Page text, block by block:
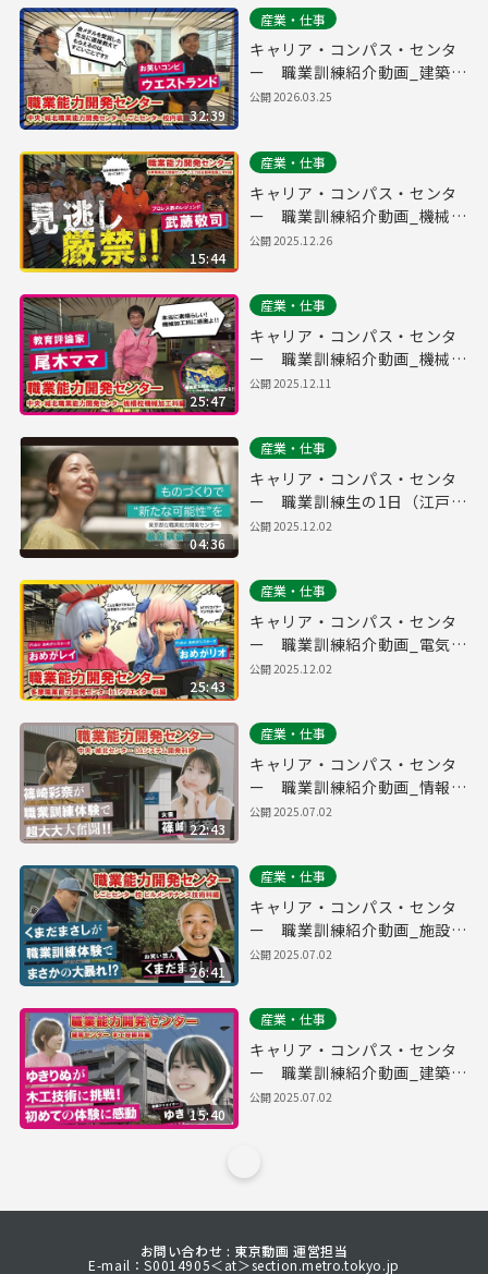
32:39
産業・仕事
キャリア・コンパス・センタ
ー 職業訓練紹介動画_建築分
野（内装施工科）
公開2026.03.25
15:44
産業・仕事
キャリア・コンパス・センタ
ー 職業訓練紹介動画_機械分
野（自動車整備工学科）
公開2025.12.26
25:47
産業・仕事
キャリア・コンパス・センタ
ー 職業訓練紹介動画_機械分
野（機械加工科）
公開2025.12.11
04:36
産業・仕事
キャリア・コンパス・センタ
ー 職業訓練生の1日（江戸川
校 3DCAD・CAM実践科）
公開2025.12.02
25:43
産業・仕事
キャリア・コンパス・センタ
ー 職業訓練紹介動画_電気分
野（IoTクリエイター科）
公開2025.12.02
22:43
産業・仕事
キャリア・コンパス・センタ
ー 職業訓練紹介動画_情報分
野（OAシステム開発科）
公開2025.07.02
26:41
産業・仕事
キャリア・コンパス・センタ
ー 職業訓練紹介動画_施設管
理・清掃分野（ビルメンテナ
公開2025.07.02
15:40
産業・仕事
キャリア・コンパス・センタ
ー 職業訓練紹介動画_建築・
造園分野（木工技術科）
公開2025.07.02
お問い合わせ : 東京動画 運営担当
E-mail：S0014905＜at＞section.metro.tokyo.jp